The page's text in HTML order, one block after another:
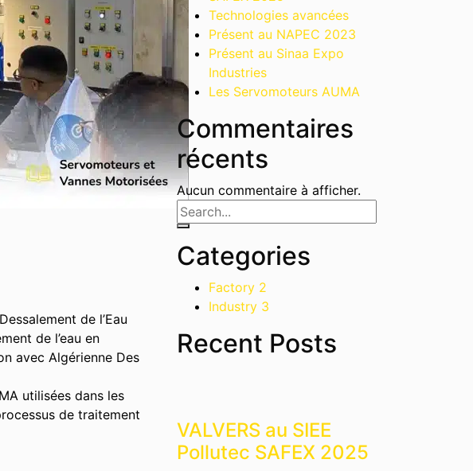
de l’Eau
de l’eau en
avec Algérienne Des
utilisées dans les
de traitement
Technologies avancées
Présent au NAPEC 2023
Présent au Sinaa Expo
Industries
Les Servomoteurs AUMA
Commentaires
récents
Aucun commentaire à afficher.
Categories
Factory 2
Industry 3
Recent Posts
VALVERS au SIEE
Pollutec SAFEX 2025